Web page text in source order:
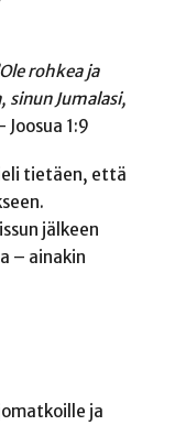
rohkea ja
sinun Jumalasi,
Joosua 1:9
tietäen, että
jälkeen
– ainakin
ja